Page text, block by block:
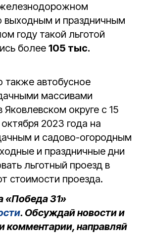
выходным и праздничным
году такой льготой
более 105 тыс.
также автобусное
массивами
Яковлевском округе с 15
2023 года на
и садово-огородным
и праздничные дни
льготный проезд в
стоимости проезда.
«Победа 31»
. Обсуждай новости и
комментарии, направляй